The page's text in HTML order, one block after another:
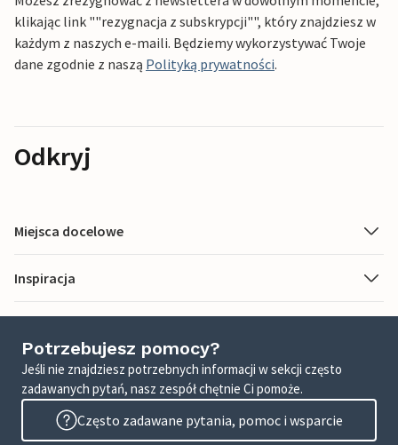
klikając link ""rezygnacja z subskrypcji"", który znajdziesz w
każdym z naszych e-maili. Będziemy wykorzystywać Twoje
dane zgodnie z naszą Polityką prywatności.
Odkryj
Miejsca docelowe
Inspiracja
Potrzebujesz pomocy?
Jeśli nie znajdziesz potrzebnych informacji w sekcji często
zadawanych pytań, nasz zespół chętnie Ci pomoże.
Często zadawane pytania, pomoc i wsparcie